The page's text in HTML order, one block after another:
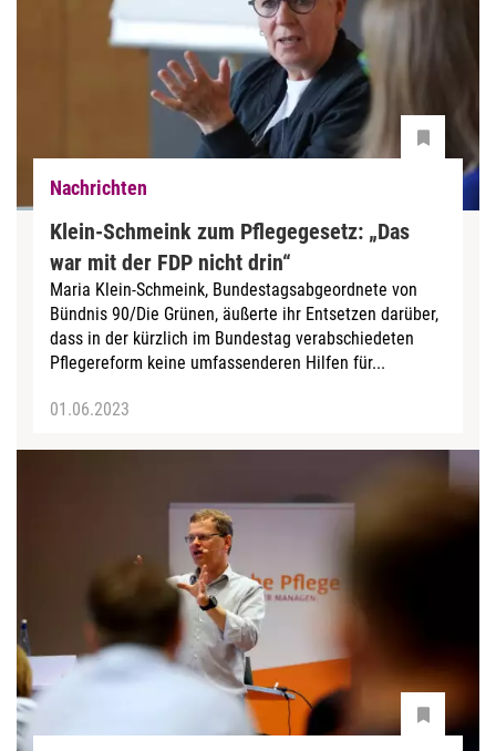
Nachrichten
Klein-Schmeink zum Pflegegesetz: „Das
war mit der FDP nicht drin“
Maria Klein-Schmeink, Bundestagsabgeordnete von
Bündnis 90/Die Grünen, äußerte ihr Entsetzen darüber,
dass in der kürzlich im Bundestag verabschiedeten
Pflegereform keine umfassenderen Hilfen für...
01.06.2023